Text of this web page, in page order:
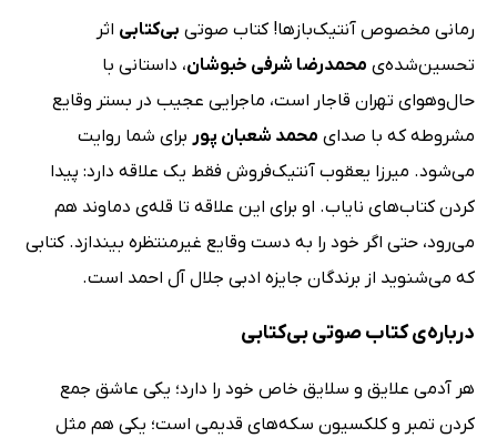
رمانی مخصوص آنتیک‌بازها! کتاب صوتی بی‌کتابی اثر
تحسین‌شده‌ی محمدرضا شرفی خبوشان، داستانی با
حال‌وهوای تهران قاجار است، ماجرایی عجیب در بستر وقایع
مشروطه که با صدای محمد شعبان پور برای شما روایت
می‌شود. میرزا یعقوب آنتیک‌فروش فقط یک علاقه دارد: پیدا
کردن کتاب‌های نایاب. او برای این علاقه تا قله‌ی دماوند هم
می‌رود، حتی اگر خود را به دست وقایع غیرمنتظره بیندازد. کتابی
که می‌شنوید از برندگان جایزه ادبی جلال آل احمد است.
درباره‌ی کتاب صوتی بی‌کتابی
هر آدمی علایق و سلایق خاص خود را دارد؛ یکی عاشق جمع
کردن تمبر و کلکسیون سکه‌های قدیمی است؛ یکی هم مثل